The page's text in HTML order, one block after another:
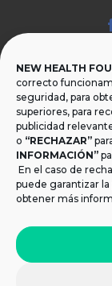
NEW HEALTH
correcto
seguridad, para
superiores, para
publicidad
o “RECHAZAR”
INFORMACIÓN”
En el caso de
puede garantizar
obtener más

T.+34

Calle
